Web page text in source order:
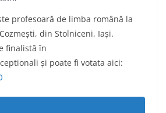
profesoară de limba română la
din Stolniceni, Iași.
finalistă în
şi poate fi votata aici: